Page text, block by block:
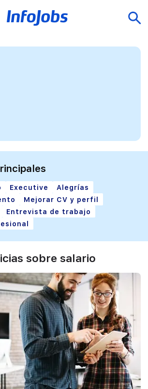
Executive
Alegrías
Mejorar CV y perfil
Entrevista de trabajo
sobre salario